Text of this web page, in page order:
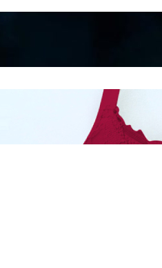
Kepribadian
Mengintip Kepribadian
Wanita Dari Warna Bra